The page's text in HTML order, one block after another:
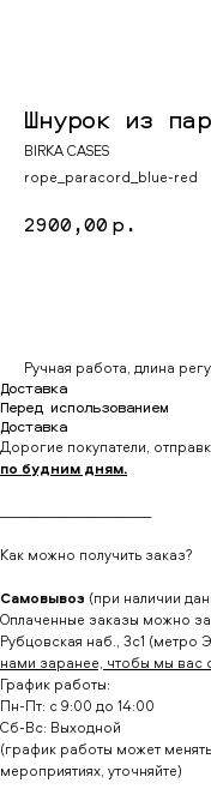
Шнурок из
BIRKA CASES
rope_paracord_blue-red
2900,00 р.
Ручная работа, длина
Доставка
Перед использованием
Доставка
Дорогие покупатели,
по будним дням.
Как можно получить заказ?
Самовывоз (при наличии
Оплаченные заказы можно
Рубцовская наб., 3с1 (метро
нами заранее, чтобы мы вас
График работы:
Пн-Пт: с 9:00 до 14:00
Сб-Вс: Выходной
(график работы может
мероприятиях, уточняйте)